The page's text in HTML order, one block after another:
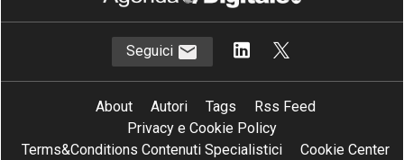
Seguici
About Autori Tags
Rss Feed
Privacy e Cookie Policy
Terms&Conditions Contenuti Specialistici
Cookie Center